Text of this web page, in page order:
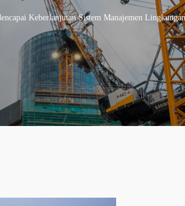
Keberlanjutan Sistem Manajemen